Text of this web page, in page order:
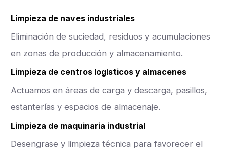
Limpieza de naves industriales
Eliminación de suciedad, residuos y acumulaciones
en zonas de producción y almacenamiento.
Limpieza de centros logísticos y almacenes
Actuamos en áreas de carga y descarga, pasillos,
estanterías y espacios de almacenaje.
Limpieza de maquinaria industrial
Desengrase y limpieza técnica para favorecer el